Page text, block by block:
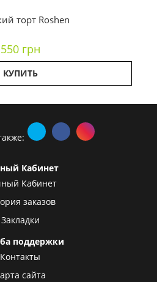
торт Roshen
550 грн
КУПИТЬ
Кабинет
Кабинет
заказов
Закладки
поддержки
Контакты
сайта